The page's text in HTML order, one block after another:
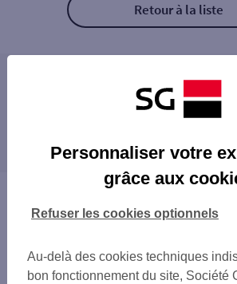
Retour à la liste
Les distributeurs/automates à
FAULQUEMONT 14 RUE DE METZ
FAULQUEMONT CREHANGE
INSMING 4 RUE SAINT CLEMENT
proximité
Vous êtes ici : Accueil
Trouver une agence bancaire
Moselle
Morhange
Personnaliser votre
grâce aux
Au-delà des cookies techniques
bon fonctionnement du site, Société
Refuser les cookies optionnels